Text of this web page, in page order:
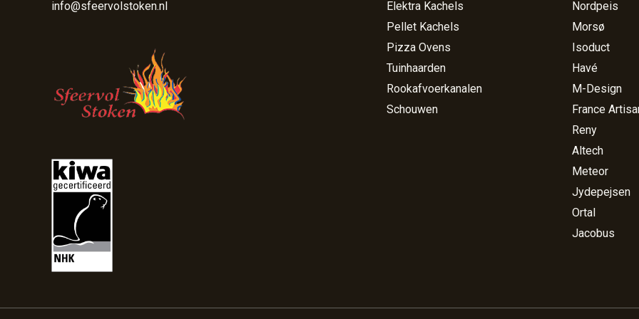
info@sfeervolstoken.nl
Elektra Kachels
Pellet Kachels
Pizza Ovens
Tuinhaarden
Rookafvoerkanalen
Schouwen
Nordpeis
Morsø
Isoduct
Havé
M-Design
France
Reny
Altech
Meteor
Jydepejsen
Ortal
Jacobus